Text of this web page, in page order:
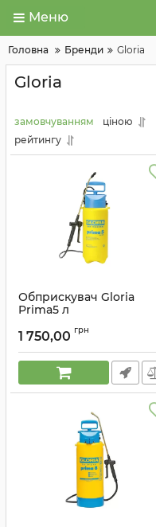
Меню
Головна Бренди Gloria
Gloria
замовчуванням ціною
рейтингу
Обприскувач Gloria
Prima5 л
1 750,00 грн